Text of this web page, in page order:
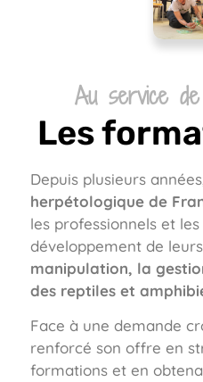
Au service
Les
Depuis plusieurs
herpétologique de
les professionnels et
développement de
manipulation, la
des reptiles et
Face à une demande
renforcé son offre en
formations et en